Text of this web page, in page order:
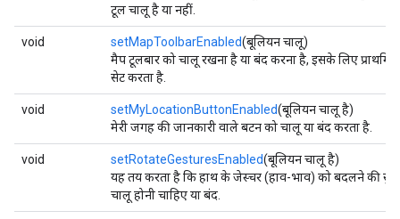
टूल चालू है या नहीं.
void setMapToolbarEnabled(बूलियन चालू)
मैप टूलबार को चालू रखना है या बंद करना है, इसके लिए
सेट करता है.
void setMyLocationButtonEnabled(बूलियन चालू है)
मेरी जगह की जानकारी वाले बटन को चालू या बंद करता है.
void setRotateGesturesEnabled(बूलियन चालू है)
यह तय करता है कि हाथ के जेस्चर (हाव-भाव) को बदलने की
चालू होनी चाहिए या बंद.